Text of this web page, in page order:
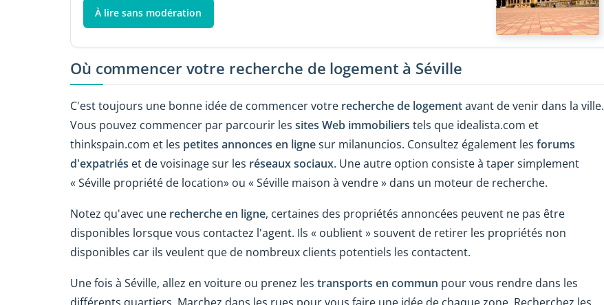
À lire sans modération
Où commencer votre recherche de logement à Séville
C'est toujours une bonne idée de commencer votre recherche de logementavant de venir dans la ville.
Vous pouvez commencer par parcourir les sites Web immobiliers tels que idealista.com et
thinkspain.com et les petites annonces en lignesur milanuncios. Consultez également les forums
d'expatriés et de voisinage sur les réseaux sociaux. Une autre option consiste à taper simplement
« Séville propriété de location» ou « Séville maison à vendre » dans un moteur de recherche.
Notez qu'avec une recherche en ligne, certaines des propriétés annoncées peuvent ne pas être
disponibles lorsque vous contactez l'agent. Ils « oublient » souvent de retirer les propriétés non
disponibles car ils veulent que de nombreux clients potentiels les contactent.
Une fois à Séville, allez en voiture ou prenez les transports en commun pour vous rendre dans les